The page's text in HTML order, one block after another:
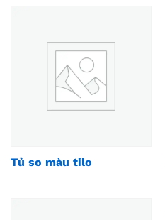
Tủ so màu tilo